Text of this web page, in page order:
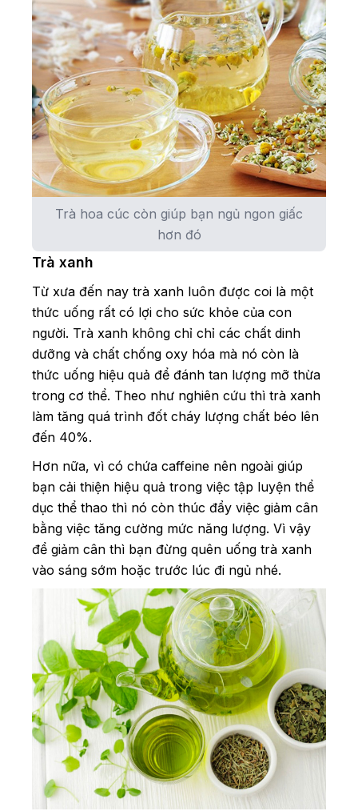
Trà hoa cúc còn giúp bạn ngủ ngon giấc
hơn đó
Trà xanh
Từ xưa đến nay trà xanh luôn được coi là một
thức uống rất có lợi cho sức khỏe của con
người. Trà xanh không chỉ chỉ các chất dinh
dưỡng và chất chống oxy hóa mà nó còn là
thức uống hiệu quả để đánh tan lượng mỡ thừa
trong cơ thể. Theo như nghiên cứu thì trà xanh
làm tăng quá trình đốt cháy lượng chất béo lên
đến 40%.
Hơn nữa, vì có chứa caffeine nên ngoài giúp
bạn cải thiện hiệu quả trong việc tập luyện thể
dục thể thao thì nó còn thúc đẩy việc giảm cân
bằng việc tăng cường mức năng lượng. Vì vậy
để giảm cân thì bạn đừng quên uống trà xanh
vào sáng sớm hoặc trước lúc đi ngủ nhé.